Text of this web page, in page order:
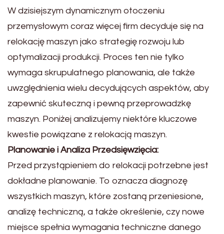
W dzisiejszym dynamicznym otoczeniu
przemysłowym coraz więcej firm decyduje się na
relokację maszyn jako strategię rozwoju lub
optymalizacji produkcji. Proces ten nie tylko
wymaga skrupulatnego planowania, ale także
uwzględnienia wielu decydujących aspektów, aby
zapewnić skuteczną i pewną przeprowadzkę
maszyn. Poniżej analizujemy niektóre kluczowe
kwestie powiązane z relokacją maszyn.
Planowanie i Analiza Przedsięwzięcia:
Przed przystąpieniem do relokacji potrzebne jest
dokładne planowanie. To oznacza diagnozę
wszystkich maszyn, które zostaną przeniesione,
analizę techniczną, a także określenie, czy nowe
miejsce spełnia wymagania techniczne danego